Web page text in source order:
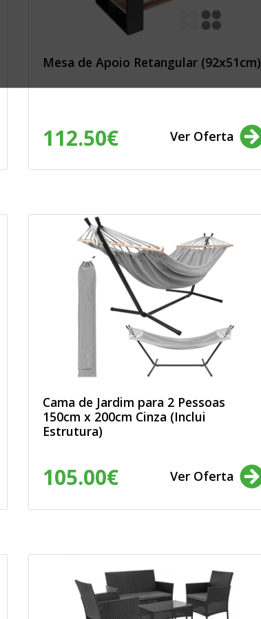
Mesa de Apoio Retangular (92x51cm)
112.50€ Ver Oferta
Cama de Jardim para 2 Pessoas
150cm x 200cm Cinza (Inclui
Estrutura)
105.00€ Ver Oferta
jogos, lotarias
electrónica,
som, complementos,
drogaria,
moda e
saúde, cuidado
e ensaios de
Galp, Aldro,
Beiragás,
Elec
da
JafPlus,
Medigás,
Live, Rolear Viva,
produtos e
sujeitos a
a garantir o
dados e a evitar o
úteis. Assim,
verdadeiros e